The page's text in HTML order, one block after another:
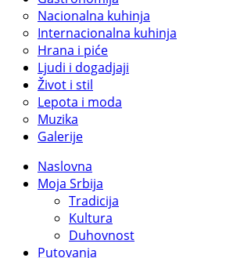
Nacionalna kuhinja
Internacionalna kuhinja
Hrana i piće
Ljudi i dogadjaji
Život i stil
Lepota i moda
Muzika
Galerije
Naslovna
Moja Srbija
Tradicija
Kultura
Duhovnost
Putovanja